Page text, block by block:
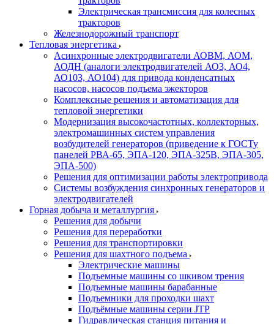
Электрическая трансмиссия для колесных
тракторов
Железнодорожный транспорт
Тепловая энергетика
Асинхронные электродвигатели АОВМ, АОМ,
АОДН (аналоги электродвигателей АО3, АО4,
АО103, АО104) для привода конденсатных
насосов, насосов подъема эжекторов
Комплексные решения и автоматизация для
тепловой энергетики
Модернизация высокочастотных, коллекторных,
электромашинных систем управления
возбудителей генераторов (приведение к ГОСТу
панелей РВА-65, ЭПА-120, ЭПА-325В, ЭПА-305,
ЭПА-500)
Решения для оптимизации работы электропривода
Системы возбуждения синхронных генераторов и
электродвигателей
Горная добыча и металлургия
Решения для добычи
Решения для переработки
Решения для транспортировки
Решения для шахтного подъема
Электрические машины
Подъемные машины со шкивом трения
Подъемные машины барабанные
Подъемники для проходки шахт
Подъёмные машины серии JTP
Гидравлическая станция питания и